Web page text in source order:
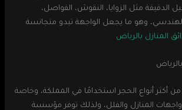
الدقيقة مثل الزوايا، النقوش، الفواصل،
وهو ما يجعل الواجهة تبدو متجانسة
المنازل بالرياض
أكثر أنواع الحجر استخدامًا في المملكة، وخاصة
المنازل والفلل، ولذلك توفر مؤسسة